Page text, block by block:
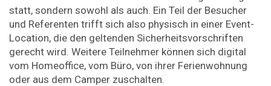
statt, sondern sowohl als auch. Ein Teil der Besucher
und Referenten trifft sich also physisch in einer Event-
Location, die den geltenden Sicherheitsvorschriften
gerecht wird. Weitere Teilnehmer können sich digital
vom Homeoffice, vom Büro, von ihrer Ferienwohnung
oder aus dem Camper zuschalten.